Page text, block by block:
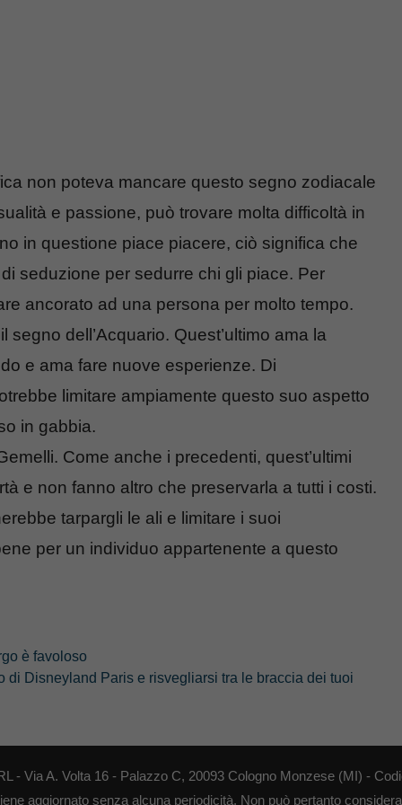
non poteva mancare questo segno zodiacale
e passione, può trovare molta difficoltà in
in questione piace piacere, ciò significa che
seduzione per sedurre chi gli piace. Per
ancorato ad una persona per molto tempo.
dell’Acquario. Quest’ultimo ama la
e ama fare nuove esperienze. Di
limitare ampiamente questo suo aspetto
in gabbia.
Come anche i precedenti, quest’ultimi
e non fanno altro che preservarla a tutti i costi.
tarpargli le ali e limitare i suoi
per un individuo appartenente a questo
è favoloso
di Disneyland Paris e risvegliarsi tra le braccia dei tuoi
- Via A. Volta 16 - Palazzo C, 20093 Cologno Monzese (MI) -
aggiornato senza alcuna periodicità. Non può pertanto